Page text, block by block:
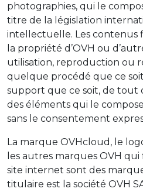
photographies, qui le
titre de la législation
intellectuelle. Les contenus
la propriété d’OVH ou
utilisation, reproduction ou
quelque procédé que ce
support que ce soit, de tout
des éléments qui le
sans le consentement
La marque OVHcloud, le
les autres marques OVH
site internet sont des
titulaire est la société OVH